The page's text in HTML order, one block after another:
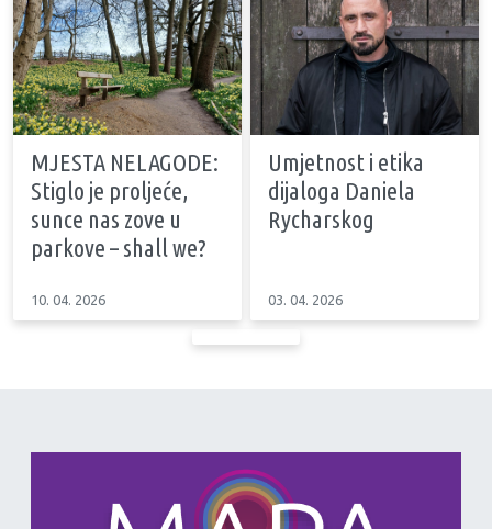
MJESTA NELAGODE:
Stiglo je proljeće,
sunce nas zove u
parkove – shall we?
10. 04. 2026
Umjetnost i etika
dijaloga Daniela
Rycharskog
03. 04. 2026